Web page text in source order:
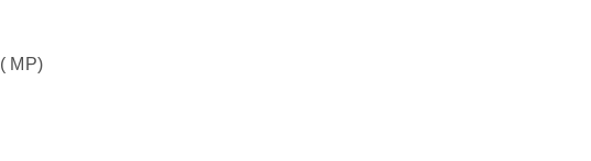
( MP)